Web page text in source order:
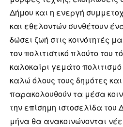
Δήμου και η ενεργή
και εθελοντών συνθέτουν
δώσει ζωή στις κοινότητές
τον πολιτιστικό πλούτο του
καλοκαίρι γεμάτο
καλώ όλους τους δημότες
παρακολουθούν τα μέσα
την επίσημη ιστοσελίδα του
μήνα θα ανακοινώνονται